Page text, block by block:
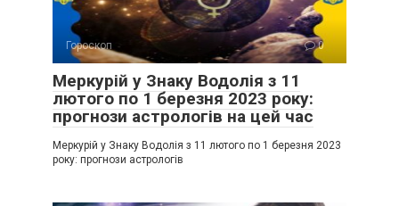
Гороскоп 0
Меркурій у Знаку Водолія з 11
лютого по 1 березня 2023 року:
прогнози астрологів на цей час
Меркурій у Знаку Водолія з 11 лютого по 1 березня 2023
року: прогнози астрологів